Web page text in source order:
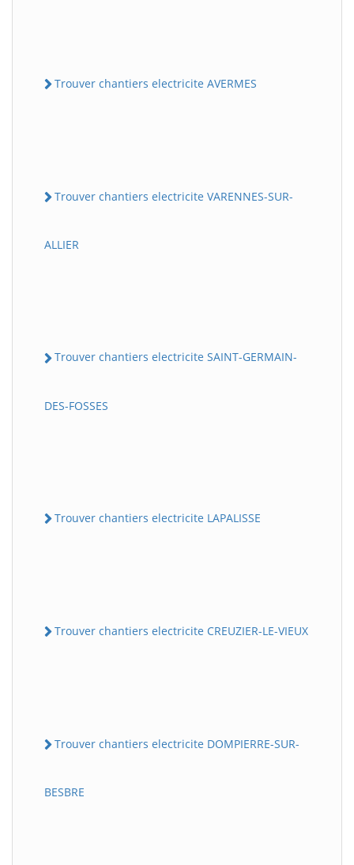
Trouver chantiers electricite AVERMES
Trouver chantiers electricite VARENNES-SUR-
ALLIER
Trouver chantiers electricite SAINT-GERMAIN-
DES-FOSSES
Trouver chantiers electricite LAPALISSE
Trouver chantiers electricite CREUZIER-LE-VIEUX
Trouver chantiers electricite DOMPIERRE-SUR-
BESBRE